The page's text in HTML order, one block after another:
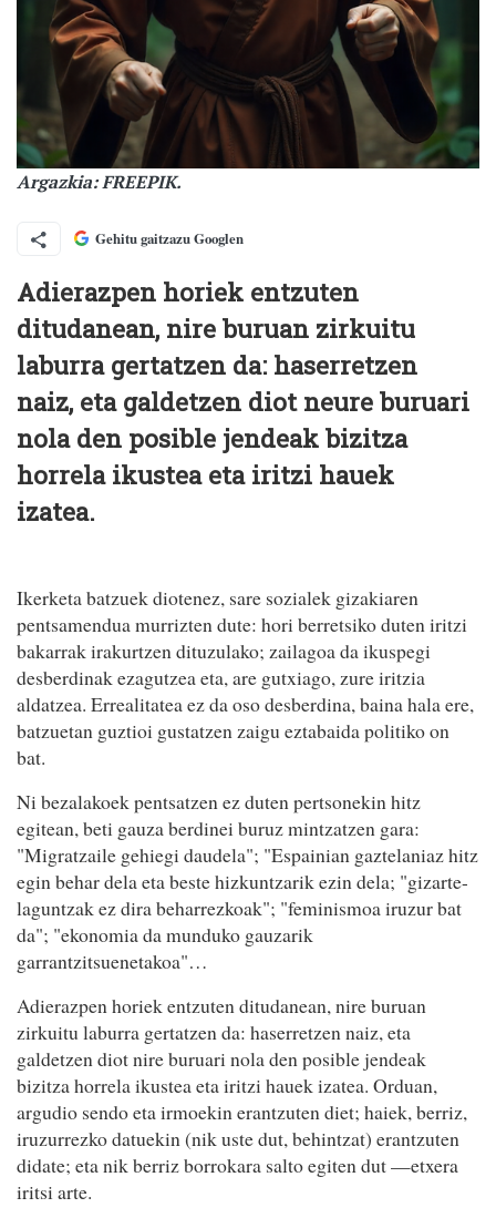
Argazkia: FREEPIK.
Gehitu gaitzazu Googlen
Adierazpen horiek entzuten
ditudanean, nire buruan zirkuitu
laburra gertatzen da: haserretzen
naiz, eta galdetzen diot neure buruari
nola den posible jendeak bizitza
horrela ikustea eta iritzi hauek
izatea.
Ikerketa batzuek diotenez, sare sozialek gizakiaren
pentsamendua murrizten dute: hori berretsiko duten iritzi
bakarrak irakurtzen dituzulako; zailagoa da ikuspegi
desberdinak ezagutzea eta, are gutxiago, zure iritzia
aldatzea. Errealitatea ez da oso desberdina, baina hala ere,
batzuetan guztioi gustatzen zaigu eztabaida politiko on
bat.
Ni bezalakoek pentsatzen ez duten pertsonekin hitz
egitean, beti gauza berdinei buruz mintzatzen gara:
"Migratzaile gehiegi daudela"; "Espainian gaztelaniaz hitz
egin behar dela eta beste hizkuntzarik ezin dela; "gizarte-
laguntzak ez dira beharrezkoak"; "feminismoa iruzur bat
da"; "ekonomia da munduko gauzarik
garrantzitsuenetakoa"…
Adierazpen horiek entzuten ditudanean, nire buruan
zirkuitu laburra gertatzen da: haserretzen naiz, eta
galdetzen diot nire buruari nola den posible jendeak
bizitza horrela ikustea eta iritzi hauek izatea. Orduan,
argudio sendo eta irmoekin erantzuten diet; haiek, berriz,
iruzurrezko datuekin (nik uste dut, behintzat) erantzuten
didate; eta nik berriz borrokara salto egiten dut —etxera
iritsi arte.